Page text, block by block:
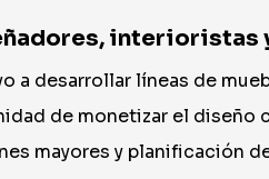
interioristas
a desarrollar líneas de
de monetizar el diseño
mayores y planificación